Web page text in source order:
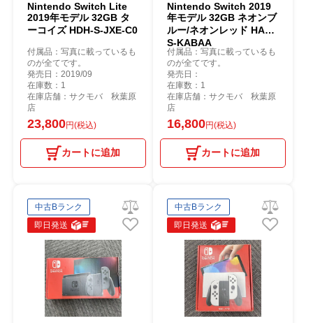
Nintendo Switch Lite
2019年モデル 32GB タ
ーコイズ HDH-S-JXE-C0
付属品：写真に載っているも
のが全てです。
発売日：2019/09
在庫数：1
在庫店舗：サクモバ 秋葉原
店
23,800円(税込)
カートに追加
Nintendo Switch 2019
年モデル 32GB ネオンブ
ルー/ネオンレッド HAD-
S-KABAA
付属品：写真に載っているも
のが全てです。
発売日：
在庫数：1
在庫店舗：サクモバ 秋葉原
店
16,800円(税込)
カートに追加
中古Bランク
即日発送
中古Bランク
即日発送